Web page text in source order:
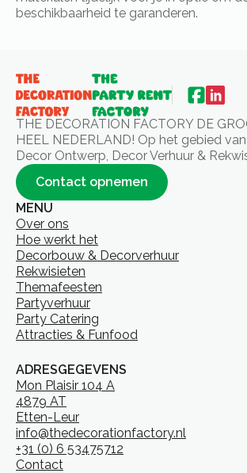
beschikbaarheid te garanderen.
THE DECORATION FACTORY DE
HEEL NEDERLAND! Op het gebied
Decor Ontwerp, Decor Verhuur &
Contact opnemen
MENU
Over ons
Hoe werkt het
Decorbouw & Decorverhuur
Rekwisieten
Themafeesten
Partyverhuur
Party Catering
Attracties & Funfood
ADRESGEGEVENS
Mon Plaisir 104 A
4879 AT
Etten-Leur
info@thedecorationfactory.nl
+31 (0) 6 53475712
Contact